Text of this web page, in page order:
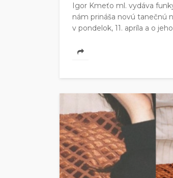
Igor Kmeťo ml. vydáva
nám prináša novú tanečnú
v pondelok, 11. apríla a o